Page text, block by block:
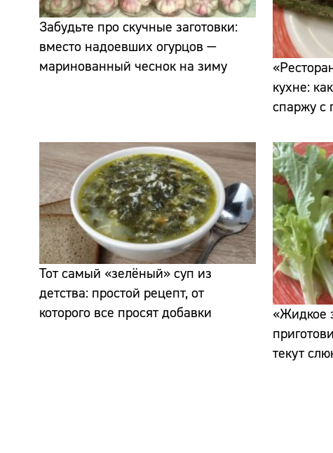
Забудьте про скучные заготовки:
вместо надоевших огурцов —
маринованный чеснок на зиму
кухне:
спаржу с
Тот самый «зелёный» суп из
детства: простой рецепт, от
которого все просят добавки
«Жидкое
текут